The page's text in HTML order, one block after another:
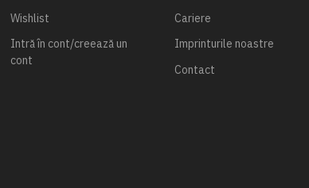
Wishlist
Intră în cont/creează un
cont
Cariere
Imprinturile noastre
Contact